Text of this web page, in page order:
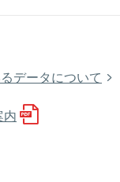
データについて
内